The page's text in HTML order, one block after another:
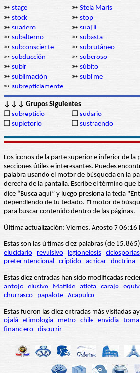
➳ stage ➳ Stela Maris
➳ stock ➳ stop
➳ suadero ➳ suajili
➳ subalterno ➳ subasta
➳ subconsciente ➳ subcutáneo
➳ subducción ➳ suberoso
➳ subir ➳ súbito
➳ sublimación ➳ sublime
➳ subrepticiamente
↓↓↓ Grupos Siguientes
❒ subrepticio ❒ sudario
❒ supletorio ❒ sustraendo
Los iconos de la parte superior e inferior de la
secciones útiles e interesantes. Puedes
palabra usando el motor de búsqueda en la
derecha de la pantalla. Escribe el término que
dice “Busca aquí” y luego presiona la tecla
dependiendo de tu teclado. El motor de
para buscar contenido dentro de las páginas.
Última actualización: Viernes, Agosto 7 06:16
Estas son las últimas diez palabras (de
elucidario
revulsivo legionelosis
preterintencional críptido achicar doctrina
Estas diez entradas han sido modificadas
antojo elusivo Matilde atleta carajo
churrasco
papalote Acapulco
Estas fueron las diez entradas más visitadas
ojalá etimología metro chile envidia
financiero discurrir